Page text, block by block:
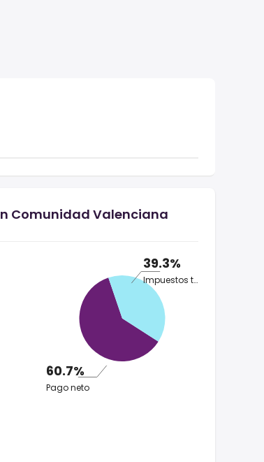
Comunidad Valenciana
39.3%
Impuestos totales
60.7%
Pago neto